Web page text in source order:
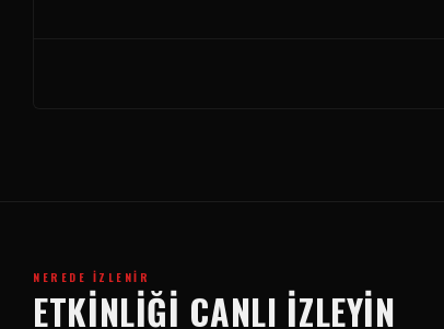
NEREDE İZLENIR
ETKINLIĞI CANLI İZLEYIN